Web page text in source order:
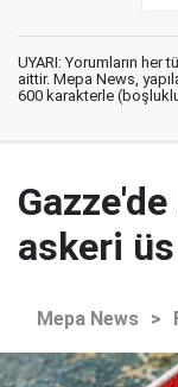
UYARI: Yorumların
aittir. Mepa News,
600 karakterle (boşluklu)
askeri
Mepa News >